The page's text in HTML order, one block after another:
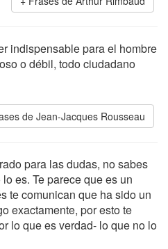
indispensable para el hombre
o débil, todo ciudadano
de Jean-Jacques Rousseau
para las dudas, no sabes
es. Te parece que es un
te comunican que ha sido un
exactamente, por esto te
lo que es verdad- lo que no lo